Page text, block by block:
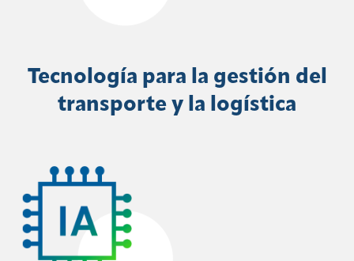
Tecnología para la gestión del
transporte y la logística